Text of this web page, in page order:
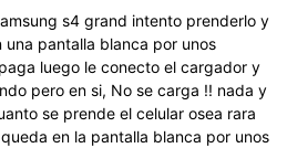
s4 grand intento prenderlo y
una pantalla blanca por unos
luego le conecto el cargador y
pero en si, No se carga !! nada y
se prende el celular osea rara
en la pantalla blanca por unos